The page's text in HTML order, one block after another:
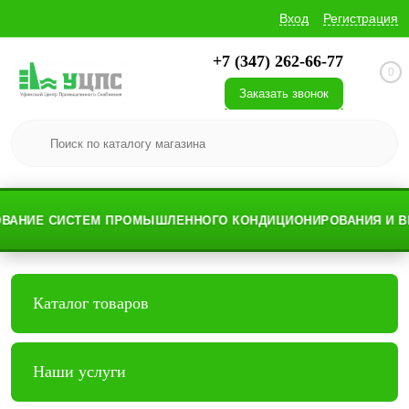
Вход Регистрация
+7 (347) 262-66-77
Заказать звонок
0
СИСТЕМ ПРОМЫШЛЕННОГО КОНДИЦИОНИРОВАНИЯ И
Каталог товаров
Наши услуги